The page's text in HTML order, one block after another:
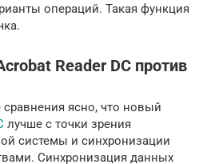
операций. Такая функция
Reader DC против
ясно, что новый
лучше с точки зрения
системы и синхронизации
Синхронизация данных